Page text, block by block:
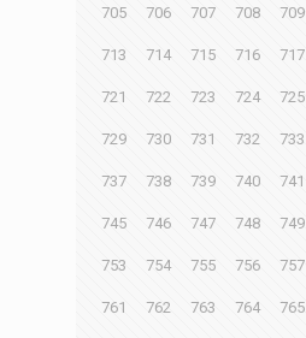
705 706 707 708 709
713 714 715 716 717
721 722 723 724 725
729 730 731 732 733
737 738 739 740 741
745 746 747 748 749
753 754 755 756 757
761 762 763 764 765